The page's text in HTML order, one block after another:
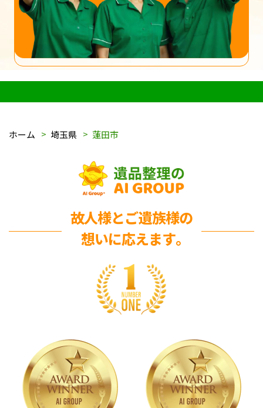
ホーム 埼玉県 蓮田市
故人様とご遺族様の
想いに応えます｡